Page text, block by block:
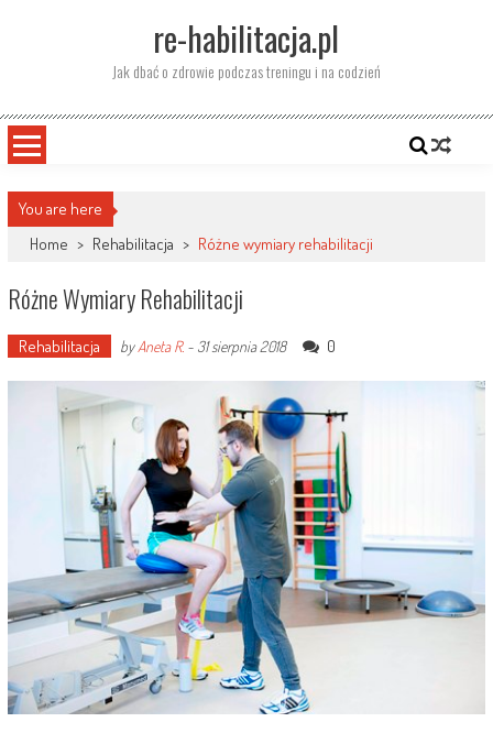
re-habilitacja.pl
Jak dbać o zdrowie podczas treningu i na codzień
You are here
Home > Rehabilitacja > Różne wymiary rehabilitacji
Różne Wymiary Rehabilitacji
Rehabilitacja byAneta R.- 31 sierpnia 2018 0